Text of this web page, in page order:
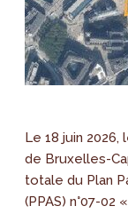
Le 18 juin
de Bruxelles-
totale du Plan
(PPAS) n°07-02